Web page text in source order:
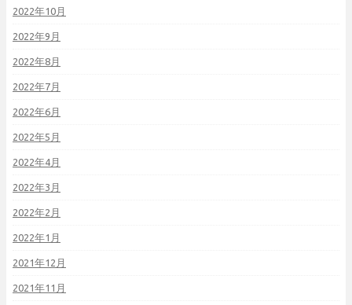
2022年10月
2022年9月
2022年8月
2022年7月
2022年6月
2022年5月
2022年4月
2022年3月
2022年2月
2022年1月
2021年12月
2021年11月